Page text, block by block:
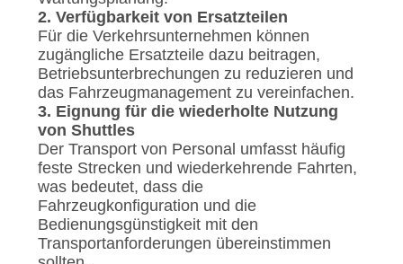
2. Verfügbarkeit von Ersatzteilen
Für die Verkehrsunternehmen können
zugängliche Ersatzteile dazu beitragen,
Betriebsunterbrechungen zu reduzieren und
das Fahrzeugmanagement zu vereinfachen.
3. Eignung für die wiederholte Nutzung
von Shuttles
Der Transport von Personal umfasst häufig
feste Strecken und wiederkehrende Fahrten,
was bedeutet, dass die
Fahrzeugkonfiguration und die
Bedienungsgünstigkeit mit den
Transportanforderungen übereinstimmen